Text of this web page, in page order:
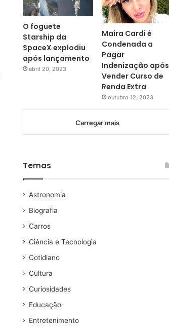
O foguete
Starship da
SpaceX explodiu
após lançamento
abril 20, 2023
Maíra Cardi é
Condenada a
Pagar
Indenização após
Vender Curso de
Renda Extra
outubro 12, 2023
Carregar mais
Temas
Astronomia
Biografia
Carros
Ciência e Tecnologia
Cotidiano
Cultura
Curiosidades
Educação
Entretenimento